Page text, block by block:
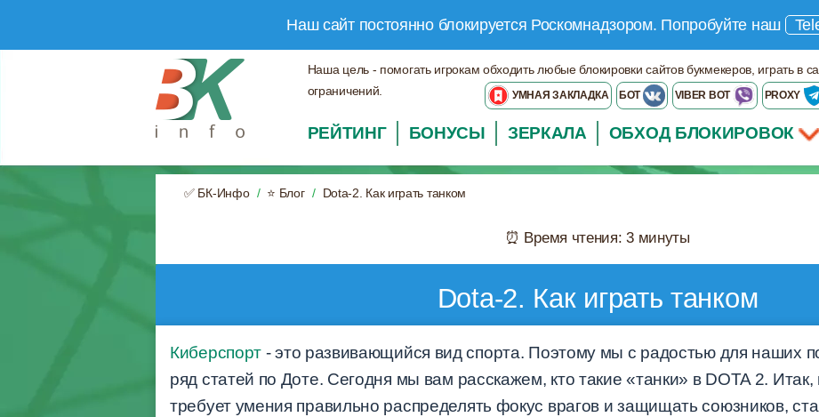
Наш сайт постоянно блокируется Роскомнадзором. Попробуйте наш
Наша цель - помогать игрокам обходить любые блокировки сайтов букмекеров, играть в
ограничений.
PROXY
VIBER BOT
БОТ
УМНАЯ ЗАКЛАДКА
РЕЙТИНГ БОНУСЫ ЗЕРКАЛА ОБХОД БЛОКИРОВОК
✅ БК-Инфо ⭐ Блог Dota-2. Как играть танком
⏰ Время чтения: 3 минуты
Dota-2. Как играть танком
Киберспорт - это развивающийся вид спорта. Поэтому мы с радостью для наших
ряд статей по Доте. Сегодня мы вам расскажем, кто такие «танки» в DOTA 2. Итак,
требует умения правильно распределять фокус врагов и защищать союзников,